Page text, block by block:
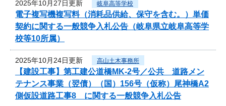
2025年10月27日更新 岐阜高等学校
電子複写機複写料（消耗品供給、保守を含む。）単価
契約に関する一般競争入札公告（岐阜県立岐阜高等学
校等10所属）
2025年10月24日更新 高山土木事務所
【建設工事】第工建公道橋MK-2号／公共 道路メン
テナンス事業（翌債）（国）156号（仮称）尾神橋A2
側仮設道路工事8 に関する一般競争入札公告